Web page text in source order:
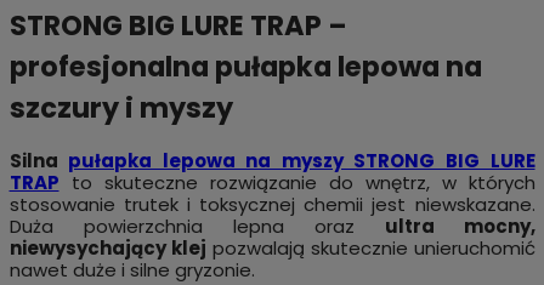
STRONG BIG LURE TRAP –
profesjonalna pułapka lepowa na
szczury i myszy
Silna pułapka lepowa na myszy STRONG BIG LURE
TRAP to skuteczne rozwiązanie do wnętrz, w których
stosowanie trutek i toksycznej chemii jest niewskazane.
Duża powierzchnia lepna oraz ultra mocny,
niewysychający klej pozwalają skutecznie unieruchomić
nawet duże i silne gryzonie.